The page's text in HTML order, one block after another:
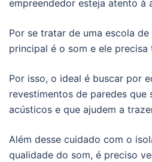
empreendedor esteja atento à
Por se tratar de uma escola
principal é o som e ele precisa
Por isso, o ideal é buscar por
revestimentos de paredes que
acústicos e que ajudem a
Além desse cuidado com o
qualidade do som, é preciso